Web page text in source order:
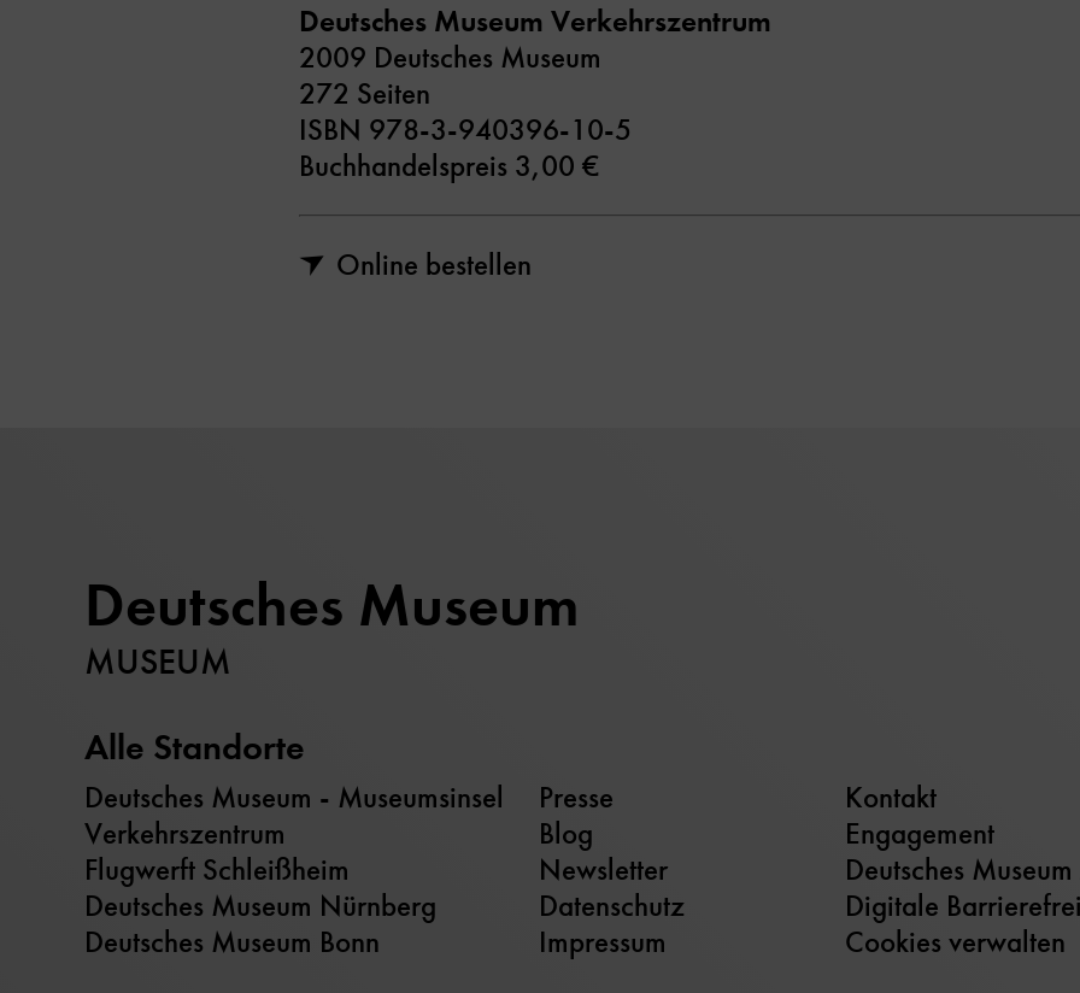
Deutsches Museum Verkehrszentrum
2009 Deutsches Museum
272 Seiten
ISBN 978-3-940396-10-5
Buchhandelspreis 3,00 €
Online bestellen
Deutsches Museum
MUSEUM
Alle Standorte
Deutsches Museum - Museumsinsel
Verkehrszentrum
Flugwerft Schleißheim
Deutsches Museum Nürnberg
Deutsches Museum Bonn
Presse
Blog
Newsletter
Datenschutz
Impressum
Kontakt
Engagement
Deutsches
Digitale
Cookies verwalten